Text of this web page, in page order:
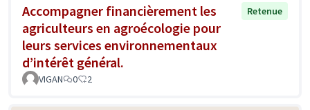
Accompagner financièrement les
agriculteurs en agroécologie pour
leurs services environnementaux
d’intérêt général.
Retenue
VIGAN 0 2